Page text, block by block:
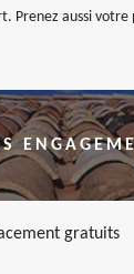
Prenez aussi votre
gratuits